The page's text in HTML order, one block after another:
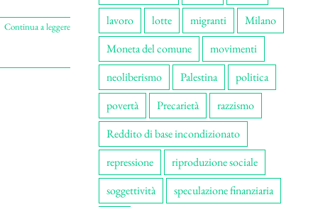
Continua a leggere
lavoro
lotte migranti
Milano
Moneta del comune
movimenti
neoliberismo
Palestina
politica
povertà
Precarietà
razzismo
Reddito di base incondizionato
repressione
riproduzione sociale
soggettività
speculazione finanziaria